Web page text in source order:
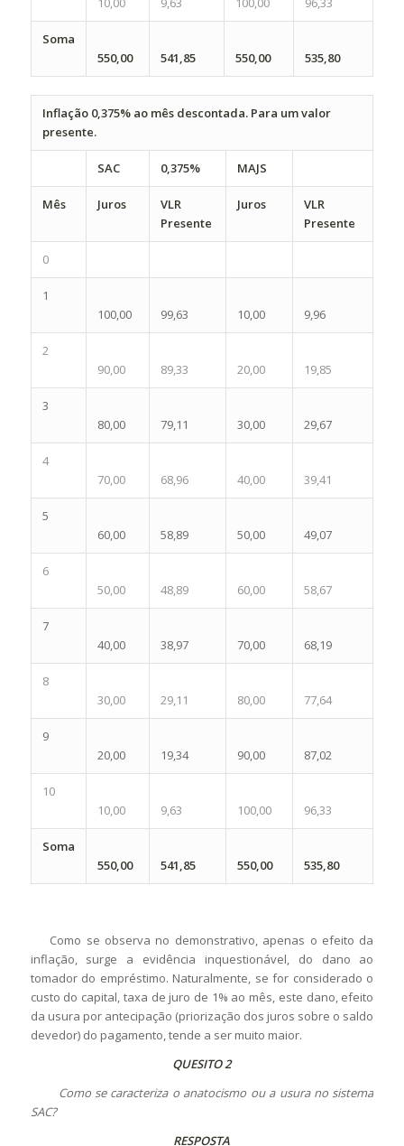
Soma
550,00
541,85 550,00 535,80
Inflação 0,375% ao mês descontada. Para um valor
presente.
SAC 0,375% MAJS
Mês Juros
VLR
Presente
Juros
VLR
Presente
0
1
100,00
99,63 10,00 9,96
2
90,00
89,33 20,00 19,85
3
80,00
79,11 30,00 29,67
4
70,00
68,96 40,00 39,41
5
60,00
58,89 50,00 49,07
6
50,00
48,89 60,00 58,67
7
40,00
38,97 70,00 68,19
8
30,00
29,11 80,00 77,64
9
20,00
19,34 90,00 87,02
10
10,00
9,63 100,00 96,33
Soma
550,00
541,85 550,00 535,80
Como se observa no demonstrativo, apenas o efeito da
inflação, surge a evidência inquestionável, do dano ao
tomador do empréstimo. Naturalmente, se for considerado o
custo do capital, taxa de juro de 1% ao mês, este dano, efeito
da usura por antecipação (priorização dos juros sobre o saldo
devedor) do pagamento, tende a ser muito maior.
QUESITO 2
Como se caracteriza o anatocismo ou a usura no sistema
SAC?
RESPOSTA